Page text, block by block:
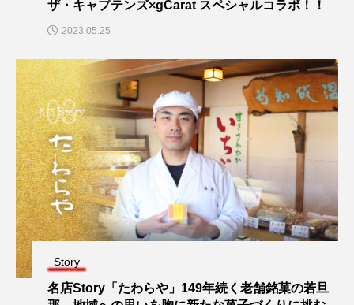
ザ・キャプテンズ×gCarat スペシャルコラボ！！
2023.05.25
Story
名店Story「たわらや」149年続く老舗銘菓の若旦